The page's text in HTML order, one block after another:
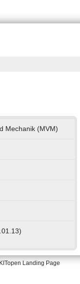
Mechanik (MVM)
KITopen Landing Page